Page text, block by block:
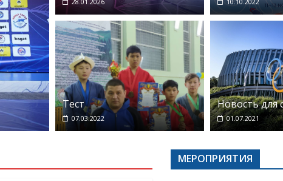
Галерея Личности Новости Официально
Регламент чемпионата мира
10.10.2022
Тест
07.03.2022
Новость для
01.07.2021
МЕРОПРИЯТИЯ